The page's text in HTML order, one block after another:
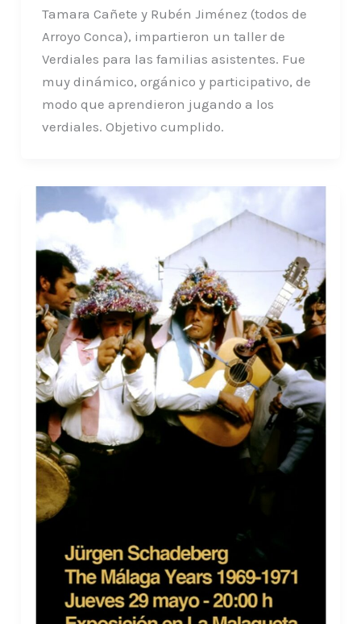
Tamara Cañete y Rubén Jiménez (todos de
Arroyo Conca), impartieron un taller de
Verdiales para las familias asistentes. Fue
muy dinámico, orgánico y participativo, de
modo que aprendieron jugando a los
verdiales. Objetivo cumplido.